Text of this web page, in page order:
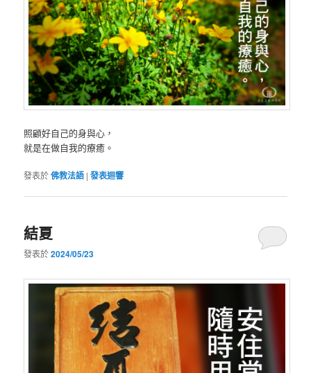
照顧好自己的身與心，
就是在做自我的療癒。
發表於佛教法語 |發表迴響
結夏
發表於2024/05/23